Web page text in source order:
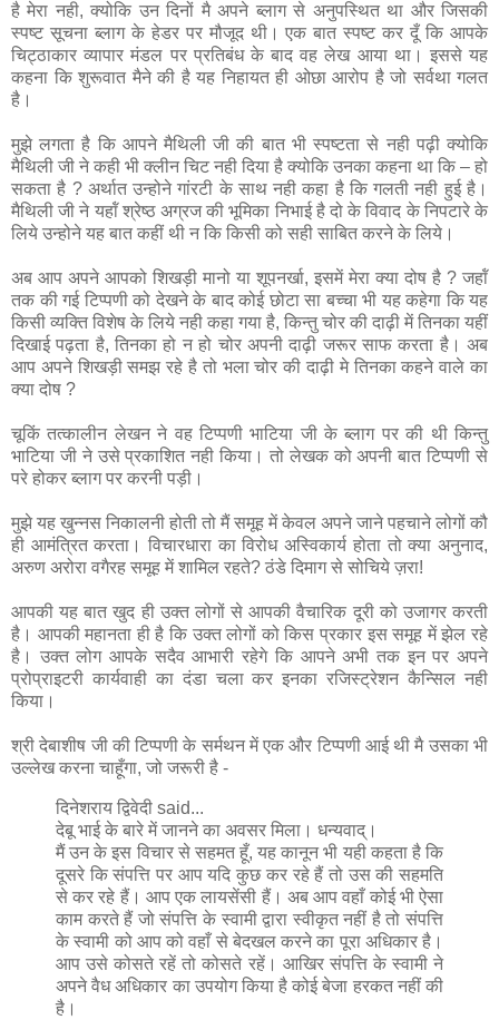
है मेरा नही, क्‍योकि उन दिनों मै अपने ब्‍लाग से अनुपस्थित था और जिसकी
स्‍पष्‍ट सूचना ब्‍लाग के हेडर पर मौजूद थी। एक बात स्‍पष्‍ट कर दूँ कि आपके
चिट्ठाकार व्‍यापार मंडल पर प्रतिबंध के बाद वह लेख आया था। इससे यह
कहना कि शुरूवात मैने की है यह निहायत ही ओछा आरोप है जो सर्वथा गलत
है।
मुझे लगता है कि आपने मैथिली जी की बात भी स्‍पष्‍टता से नही पढ़ी क्‍योकि
मैथिली जी ने कही भी क्लीन चिट नही दिया है क्‍योकि उनका कहना था कि – हो
सकता है ? अर्थात उन्‍होने गांरटी के साथ नही कहा है कि गलती नही हुई है।
मैथिली जी ने यहॉं श्रेष्‍ठ अग्रज की भूमिका निभाई है दो के विवाद के निपटारे के
लिये उन्‍होने यह बात कहीं थी न कि किसी को सही साबित करने के लिये।
अब आप अपने आपको शिखड़ी मानो या शूपनर्खा, इसमें मेरा क्‍या दोष है ? जहॉं
तक की गई टिप्‍पणी को देखने के बाद कोई छोटा सा बच्‍चा भी यह कहेगा कि यह
किसी व्‍यक्ति विशेष के लिये नही कहा गया है, किन्‍तु चोर की दाढ़ी में तिनका यहीं
दिखाई पढ़ता है, तिनका हो न हो चोर अपनी दाढ़ी जरूर साफ करता है। अब
आप अपने शिखड़ी समझ रहे है तो भला चोर की दाढ़ी मे तिनका कहने वाले का
क्‍या दोष ?
चूकिं तत्‍कालीन लेखन ने वह टिप्‍पणी भाटिया जी के ब्‍लाग पर की थी किन्‍तु
भाटिया जी ने उसे प्रकाशित नही किया। तो लेखक को अपनी बात टिप्‍पणी से
परे होकर ब्‍लाग पर करनी पड़ी।
मुझे यह खुन्नस निकालनी होती तो मैं समूह में केवल अपने जाने पहचाने लोगों कौ
ही आमंत्रित करता। विचारधारा का विरोध अस्विकार्य होता तो क्या अनुनाद,
अरुण अरोरा वगैरह समूह में शामिल रहते? ठंडे दिमाग से सोचिये ज़रा!
आपकी यह बात खुद ही उक्‍त लोगों से आपकी वैचारिक दूरी को उजागर करती
है। आपकी महानता ही है कि उक्‍त लोगों को किस प्रकार इस समूह में झेल रहे
है। उक्‍त लोग आपके सदैव आभारी रहेगे कि आपने अभी तक इन पर अपने
प्रोप्राइटरी कार्यवाही का दंडा चला कर इनका रजिस्‍ट्रेशन कैन्सिल नही
किया।
श्री देबाशीष जी की टिप्‍पणी के सर्मथन में एक और टिप्‍पणी आई थी मै उसका भी
उल्‍लेख करना चाहूँगा, जो जरूरी है -
दिनेशराय द्विवेदी said...
देबू भाई के बारे में जानने का अवसर मिला। धन्यवाद्।
मैं उन के इस विचार से सहमत हूँ, यह कानून भी यही कहता है कि
दूसरे कि संपत्ति पर आप यदि कुछ कर रहे हैं तो उस की सहमति
से कर रहे हैं। आप एक लायसेंसी हैं। अब आप वहाँ कोई भी ऐसा
काम करते हैं जो संपत्ति के स्वामी द्वारा स्वीकृत नहीं है तो संपत्ति
के स्वामी को आप को वहाँ से बेदखल करने का पूरा अधिकार है।
आप उसे कोसते रहें तो कोसते रहें। आखिर संपत्ति के स्वामी ने
अपने वैध अधिकार का उपयोग किया है कोई बेजा हरकत नहीं की
है।